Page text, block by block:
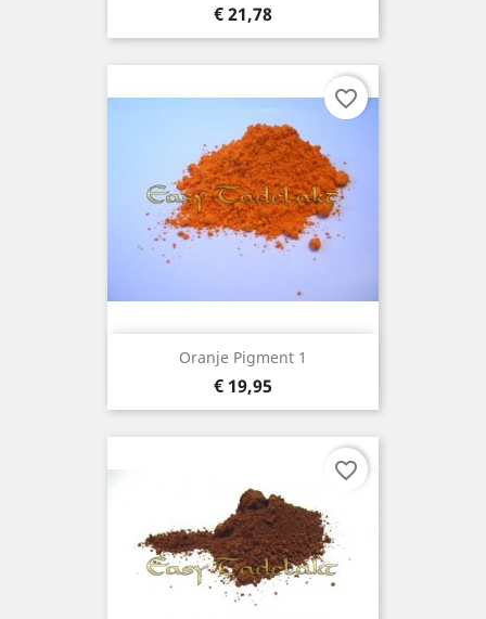
Prijs
€ 21,78
Oranje Pigment 1
Prijs
€ 19,95
favorite_border
favorite_border